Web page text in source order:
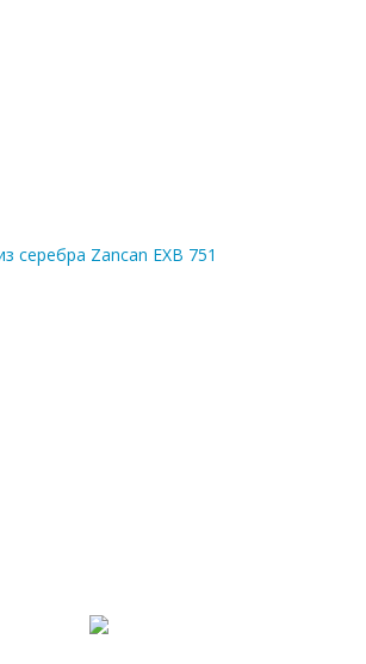
серебра Zancan EXB 751